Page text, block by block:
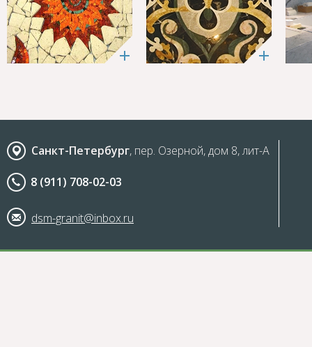
Санкт-Петербург, пер. Озерной, дом 8, лит-А
8 (911) 708-02-03
dsm-granit@inbox.ru